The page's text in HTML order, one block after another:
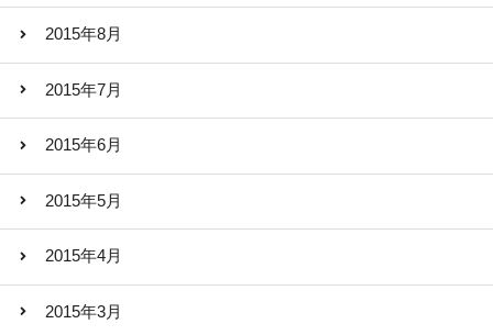
2015年8月
2015年7月
2015年6月
2015年5月
2015年4月
2015年3月